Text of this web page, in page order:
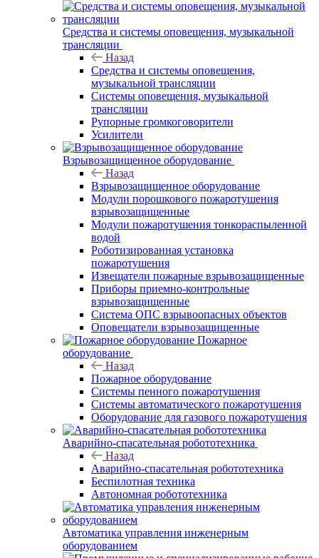
Средства и системы оповещения, музыкальной
трансляции
Назад
Средства и системы оповещения,
музыкальной трансляции
Системы оповещения, музыкальной
трансляции
Рупорные громкоговорители
Усилители
Взрывозащищенное оборудование
Назад
Взрывозащищенное оборудование
Модули порошкового пожаротушения
взрывозащищенные
Модули пожаротушения тонкораспыленной
водой
Роботизированная установка
пожаротушения
Извещатели пожарные взрывозащищенные
Приборы приемно-контрольные
взрывозащищенные
Система ОПС взрывоопасных объектов
Оповещатели взрывозащищенные
Пожарное
оборудование
Назад
Пожарное оборудование
Системы пенного пожаротушения
Системы автоматического пожаротушения
Оборудование для газового пожаротушения
Аварийно-спасательная робототехника
Назад
Аварийно-спасательная робототехника
Беспилотная техника
Автономная робототехника
Автоматика управления инженерным
оборудованием